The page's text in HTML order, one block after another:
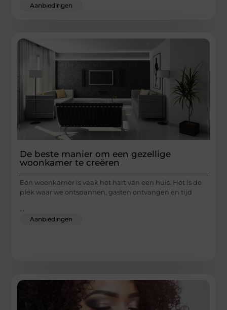
Aanbiedingen
De beste manier om een gezellige
woonkamer te creëren
Een woonkamer is vaak het hart van een huis. Het is de
plek waar we ontspannen, gasten ontvangen en tijd
...
Aanbiedingen